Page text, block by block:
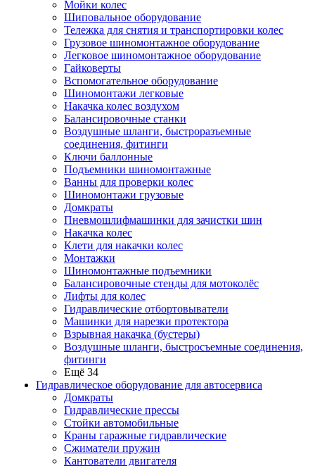
Мойки колес
Шиповальное оборудование
Тележка для снятия и транспортировки колес
Грузовое шиномонтажное оборудование
Легковое шиномонтажное оборудование
Гайковерты
Вспомогательное оборудование
Шиномонтажи легковые
Накачка колес воздухом
Балансировочные станки
Воздушные шланги, быстроразъемные
соединения, фитинги
Ключи баллонные
Подъемники шиномонтажные
Ванны для проверки колес
Шиномонтажи грузовые
Домкраты
Пневмошлифмашинки для зачистки шин
Накачка колес
Клети для накачки колес
Монтажки
Шиномонтажные подъемники
Балансировочные стенды для мотоколёс
Лифты для колес
Гидравлические отбортовыватели
Машинки для нарезки протектора
Взрывная накачка (бустеры)
Воздушные шланги, быстросъемные соединения,
фитинги
Ещё 34
Гидравлическое оборудование для автосервиса
Домкраты
Гидравлические прессы
Стойки автомобильные
Краны гаражные гидравлические
Сжиматели пружин
Кантователи двигателя